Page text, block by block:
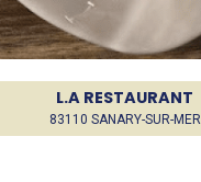
L.A RESTAURANT
83110 SANARY-SUR-MER